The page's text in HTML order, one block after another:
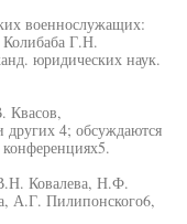
военнослужащих:
Г.Н.
юридических наук.
Квасов,
4; обсуждаются
Ковалева, Н.Ф.
А.Г. Пилипонского6,